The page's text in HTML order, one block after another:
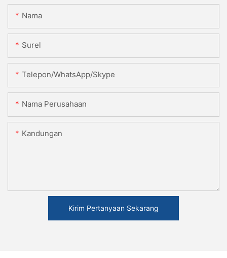
Nama
Surel
Telepon/WhatsApp/Skype
Nama Perusahaan
Kandungan
Kirim Pertanyaan Sekarang